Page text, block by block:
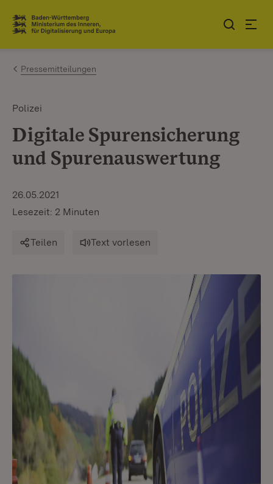
Zum Inhalt springen
Link zur Startseite
Pressemitteilungen
Polizei
Digitale Spurensicherung
und Spurenauswertung
26.05.2021
Lesezeit: 2 Minuten
Teilen Text vorlesen